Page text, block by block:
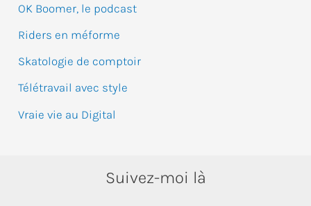
OK Boomer, le podcast
Riders en méforme
Skatologie de comptoir
Télétravail avec style
Vraie vie au Digital
Suivez-moi là